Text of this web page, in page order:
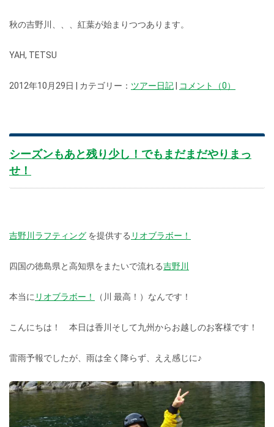
秋の吉野川、、、紅葉が始まりつつあります。
YAH, TETSU
2012年10月29日 | カテゴリー： ツアー日記 コメント（0）
シーズンもあと残り少し！でもまだまだやりまっ
せ！
吉野川ラフティング を提供する リオブラボー！
四国の徳島県と高知県をまたいで流れる吉野川
本当に リオブラボー！ （川 最高！）なんです！
こんにちは！ 本日は香川そして九州からお越しのお客様です！
雷雨予報でしたが、雨は全く降らず、ええ感じに♪